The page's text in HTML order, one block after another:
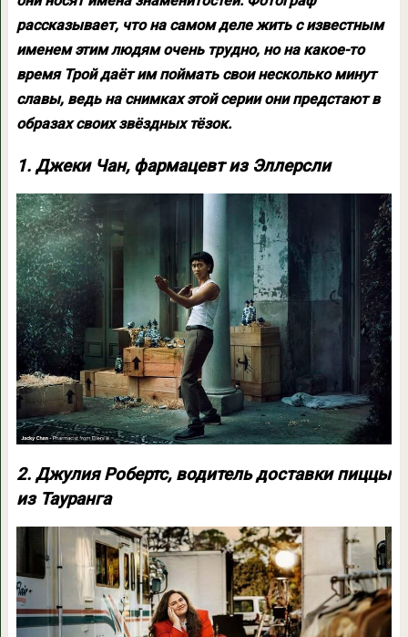
рассказывает, что на самом деле жить с известным
именем этим людям очень трудно, но на какое-то
время Трой даёт им поймать свои несколько минут
славы, ведь на снимках этой серии они предстают в
образах своих звёздных тёзок.
1. Джеки Чан, фармацевт из Эллерсли
2. Джулия Робертс, водитель доставки пиццы
из Тауранга